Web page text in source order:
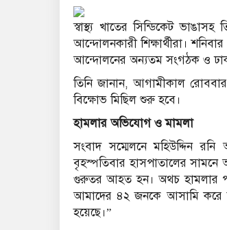
স্বাস্থ্য খাতের সিন্ডিকেট
আন্দোলনকারী শিক্ষার্থীরা।
আন্দোলনের অন্যতম সংগঠক ও ঢাকা
তিনি জানান, আগামীকাল
বিক্ষোভ মিছিল শুরু হবে।
হামলার অভিযোগ ও মামলা
সংবাদ সম্মেলনে মহিউদ্দিন
বৃহস্পতিবার হাসপাতালের
গুরুতর আহত হন। অথচ হামলার পর
আমাদের ৪২ জনকে আসামি করে
হয়েছে।”